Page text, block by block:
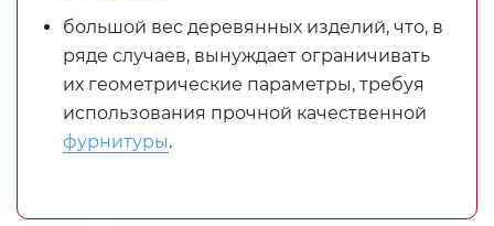
большой вес деревянных изделий, что, в
ряде случаев, вынуждает ограничивать
их геометрические параметры, требуя
использования прочной качественной
фурнитуры.